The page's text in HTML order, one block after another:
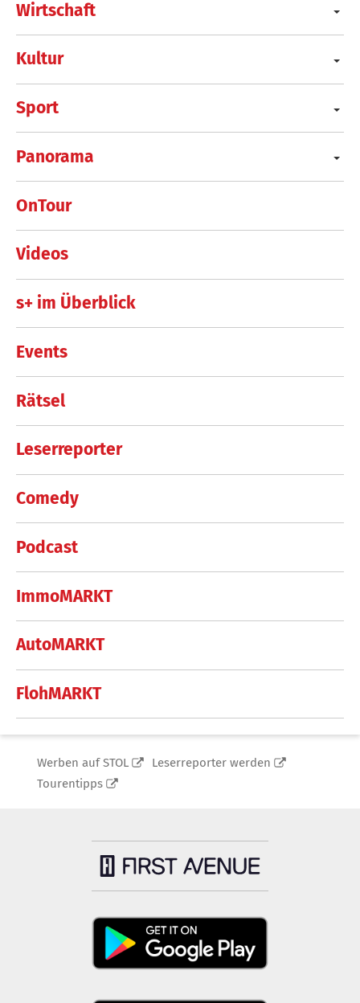
Wirtschaft
Kultur
Sport
Panorama
OnTour
Videos
s+ im Überblick
Events
Rätsel
Leserreporter
Comedy
Podcast
ImmoMARKT
AutoMARKT
FlohMARKT
Werben auf STOL
Leserreporter werden
Tourentipps